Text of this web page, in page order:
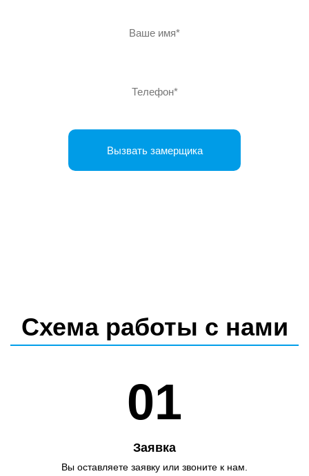
Схема работы с нами
01
Заявка
Вы оставляете заявку или звоните к нам.